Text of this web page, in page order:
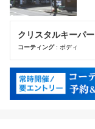
クリスタルキーパー
コーティング: ボディ